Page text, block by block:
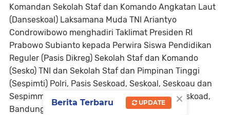
Komandan Sekolah Staf dan Komando Angkatan Laut
(Danseskoal) Laksamana Muda TNI Ariantyo
Condrowibowo menghadiri Taklimat Presiden RI
Prabowo Subianto kepada Perwira Siswa Pendidikan
Reguler (Pasis Dikreg) Sekolah Staf dan Komando
(Sesko) TNI dan Sekolah Staf dan Pimpinan Tinggi
(Sespimti) Polri, Pasis Seskoad, Seskoal, Seskoau dan
Sespimmen Polri tahun 2026, bertempat di Seskoad,
Bandung, Senin (25/05/2026).
×
Berita Terbaru UPDATE